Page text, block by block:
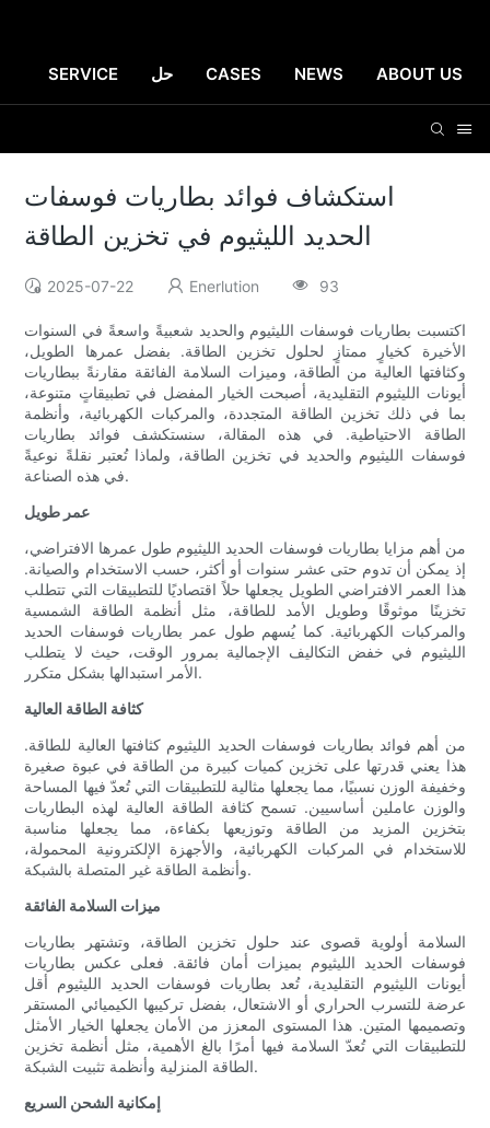
SERVICE حل CASES NEWS ABOUT US
استكشاف فوائد بطاريات فوسفات
الحديد الليثيوم في تخزين الطاقة
2025-07-22 Enerlution 93
اكتسبت بطاريات فوسفات الليثيوم والحديد شعبيةً واسعةً في السنوات
الأخيرة كخيارٍ ممتازٍ لحلول تخزين الطاقة. بفضل عمرها الطويل،
وكثافتها العالية من الطاقة، وميزات السلامة الفائقة مقارنةً ببطاريات
أيونات الليثيوم التقليدية، أصبحت الخيار المفضل في تطبيقاتٍ متنوعة،
بما في ذلك تخزين الطاقة المتجددة، والمركبات الكهربائية، وأنظمة
الطاقة الاحتياطية. في هذه المقالة، سنستكشف فوائد بطاريات
فوسفات الليثيوم والحديد في تخزين الطاقة، ولماذا تُعتبر نقلةً نوعيةً
في هذه الصناعة.
عمر طويل
من أهم مزايا بطاريات فوسفات الحديد الليثيوم طول عمرها الافتراضي،
إذ يمكن أن تدوم حتى عشر سنوات أو أكثر، حسب الاستخدام والصيانة.
هذا العمر الافتراضي الطويل يجعلها حلاً اقتصاديًا للتطبيقات التي تتطلب
تخزينًا موثوقًا وطويل الأمد للطاقة، مثل أنظمة الطاقة الشمسية
والمركبات الكهربائية. كما يُسهم طول عمر بطاريات فوسفات الحديد
الليثيوم في خفض التكاليف الإجمالية بمرور الوقت، حيث لا يتطلب
الأمر استبدالها بشكل متكرر.
كثافة الطاقة العالية
من أهم فوائد بطاريات فوسفات الحديد الليثيوم كثافتها العالية للطاقة.
هذا يعني قدرتها على تخزين كميات كبيرة من الطاقة في عبوة صغيرة
وخفيفة الوزن نسبيًا، مما يجعلها مثالية للتطبيقات التي تُعدّ فيها المساحة
والوزن عاملين أساسيين. تسمح كثافة الطاقة العالية لهذه البطاريات
بتخزين المزيد من الطاقة وتوزيعها بكفاءة، مما يجعلها مناسبة
للاستخدام في المركبات الكهربائية، والأجهزة الإلكترونية المحمولة،
وأنظمة الطاقة غير المتصلة بالشبكة.
ميزات السلامة الفائقة
السلامة أولوية قصوى عند حلول تخزين الطاقة، وتشتهر بطاريات
فوسفات الحديد الليثيوم بميزات أمان فائقة. فعلى عكس بطاريات
أيونات الليثيوم التقليدية، تُعد بطاريات فوسفات الحديد الليثيوم أقل
عرضة للتسرب الحراري أو الاشتعال، بفضل تركيبها الكيميائي المستقر
وتصميمها المتين. هذا المستوى المعزز من الأمان يجعلها الخيار الأمثل
للتطبيقات التي تُعدّ السلامة فيها أمرًا بالغ الأهمية، مثل أنظمة تخزين
الطاقة المنزلية وأنظمة تثبيت الشبكة.
إمكانية الشحن السريع